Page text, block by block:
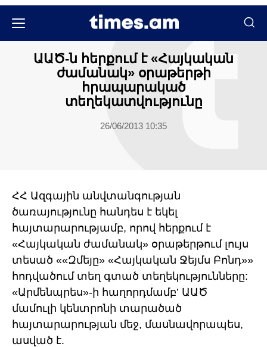
ԱԱԾ-ն հերքում է «Հայկական
ժամանակ» օրաթերթի
հրապարակած
տեղեկատվությունը
26/06/2013 10:35
ՀՀ Ազգային անվտանգության
ծառայությունը հանդես է եկել
հայտարարությամբ, որով հերքում է
«Հայկական ժամանակ» օրաթերթում լույս
տեսած ««Զմեյը» «Հայկական Ջեյմս Բոնդ»»
հոդվածում տեղ գտած տեղեկությունները:
«Արմենպրես»-ի հաղորդմամբ’ ԱԱԾ
մամուլի կենտրոնի տարածած
հայտարարության մեջ, մասնավորապես,
ասված է.